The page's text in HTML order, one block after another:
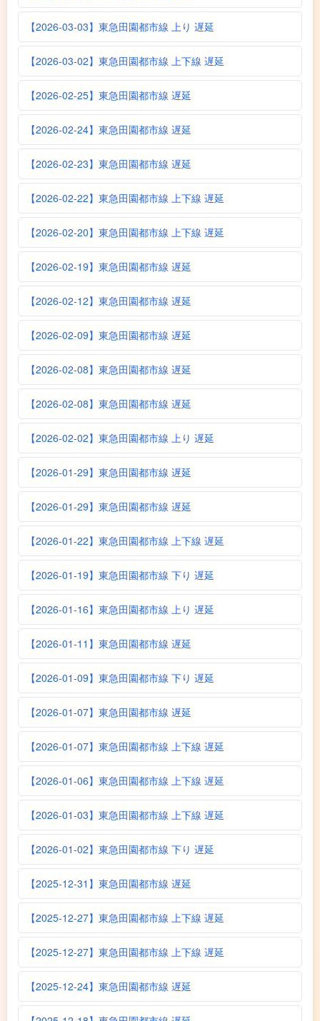
【2026-03-03】東急田園都市線 上り 遅延
【2026-03-02】東急田園都市線 上下線 遅延
【2026-02-25】東急田園都市線 遅延
【2026-02-24】東急田園都市線 遅延
【2026-02-23】東急田園都市線 遅延
【2026-02-22】東急田園都市線 上下線 遅延
【2026-02-20】東急田園都市線 上下線 遅延
【2026-02-19】東急田園都市線 遅延
【2026-02-12】東急田園都市線 遅延
【2026-02-09】東急田園都市線 遅延
【2026-02-08】東急田園都市線 遅延
【2026-02-08】東急田園都市線 遅延
【2026-02-02】東急田園都市線 上り 遅延
【2026-01-29】東急田園都市線 遅延
【2026-01-29】東急田園都市線 遅延
【2026-01-22】東急田園都市線 上下線 遅延
【2026-01-19】東急田園都市線 下り 遅延
【2026-01-16】東急田園都市線 上り 遅延
【2026-01-11】東急田園都市線 遅延
【2026-01-09】東急田園都市線 下り 遅延
【2026-01-07】東急田園都市線 遅延
【2026-01-07】東急田園都市線 上下線 遅延
【2026-01-06】東急田園都市線 上下線 遅延
【2026-01-03】東急田園都市線 上下線 遅延
【2026-01-02】東急田園都市線 下り 遅延
【2025-12-31】東急田園都市線 遅延
【2025-12-27】東急田園都市線 上下線 遅延
【2025-12-27】東急田園都市線 上下線 遅延
【2025-12-24】東急田園都市線 遅延